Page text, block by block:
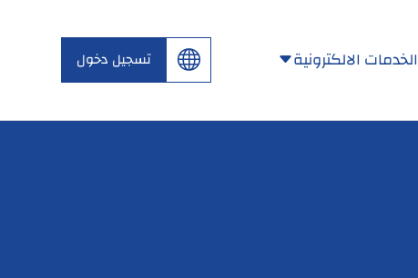
الخدمات الالكترونية تسجيل دخول